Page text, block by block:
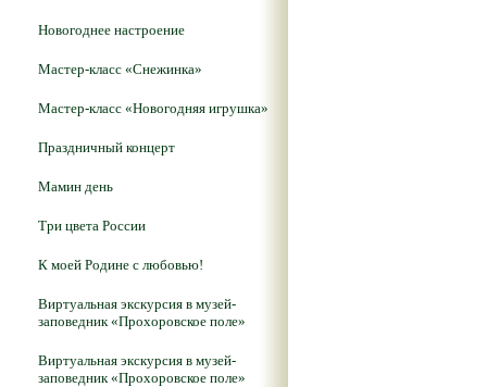
Новогоднее настроение
Мастер-класс «Снежинка»
Мастер-класс «Новогодняя игрушка»
Праздничный концерт
Мамин день
Три цвета России
К моей Родине с любовью!
Виртуальная экскурсия в музей-
заповедник «Прохоровское поле»
Виртуальная экскурсия в музей-
заповедник «Прохоровское поле»